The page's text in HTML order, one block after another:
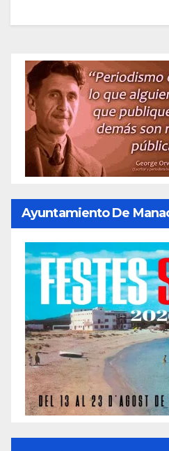
Ayuntamiento De